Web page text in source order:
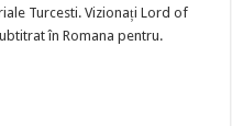
Turcesti. Vizionați Lord of
în Romana pentru.